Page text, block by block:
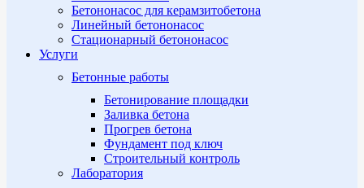
Бетононасос для керамзитобетона
Линейный бетононасос
Стационарный бетононасос
Услуги
Бетонные работы
Бетонирование площадки
Заливка бетона
Прогрев бетона
Фундамент под ключ
Строительный контроль
Лаборатория